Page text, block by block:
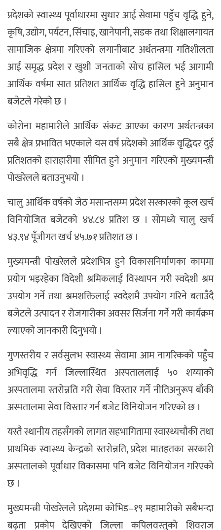
प्रदेशको स्वास्थ्य पूर्वाधारमा सुधार आई सेवामा पहुँच वृद्धि हुने,
कृषि, उद्योग, पर्यटन, सिंचाइ, खानेपानी, सडक तथा शिक्षालगायत
सामाजिक क्षेत्रमा गरिएको लगानीबाट अर्थतन्त्रमा गतिशीलता
आई समृद्ध प्रदेश र खुशी जनताको सोच हासिल भई आगामी
आर्थिक वर्षमा सात प्रतिशत आर्थिक वृद्धि हासिल हुने अनुमान
बजेटले गरेको छ ।
कोरोना महामारीले आर्थिक संकट आएका कारण अर्थतन्त्रका
सबै क्षेत्र प्रभावित भएकाले यस वर्ष प्रदेशको आर्थिक वृद्धिदर दुई
प्रतिशतको हाराहारीमा सीमित हुने अनुमान गरिएको मुख्यमन्त्री
पोखरेलले बताउनुभयो ।
चालु आर्थिक वर्षको जेठ मसान्तसम्म प्रदेश सरकारको कूल खर्च
विनियोजित बजेटको ४४.८४ प्रतिश छ । सोमध्ये चालु खर्च
४३.९४ पूँजीगत खर्च ४५.७१ प्रतिशत छ ।
मुख्यमन्त्री पोखरेलले प्रदेशभित्र हुने विकासनिर्माणका काममा
प्रयोग भइरहेका विदेशी श्रमिकलाई विस्थापन गरी स्वदेशी श्रम
उपयोग गर्ने तथा श्रमशक्तिलाई स्वदेशमै उपयोग गरिने बताउँदै
बजेटले उत्पादन र रोजगारीका अवसर सिर्जना गर्ने गरी कार्यक्रम
ल्याएको जानकारी दिनुुभयो ।
गुणस्तरीय र सर्वसुलभ स्वास्थ्य सेवामा आम नागरिकको पहुँच
अभिवृद्धि गर्न जिल्लास्थित अस्पताललाई ५० शय्याको
अस्पतालमा स्तरोन्नति गरी सेवा विस्तार गर्ने नीतिअनुरूप बाँकी
अस्पतालमा सेवा विस्तार गर्न बजेट विनियोजन गरिएको छ ।
यस्तै स्थानीय तहसँगको लागत सहभागितामा स्वास्थ्यचौकी तथा
प्राथमिक स्वास्थ्य केन्द्रको स्तरोन्नति, प्रदेश मातहतका सरकारी
अस्पतालको पूर्वाधार विकासमा पनि बजेट विनियोजन गरिएको
छ ।
मुख्यमन्त्री पोखरेलले प्रदेशमा कोभिड–१९ महामारीको सबैभन्दा
बढ्ता प्रकोप देखिएको जिल्ला कपिलवस्तुको शिवराज